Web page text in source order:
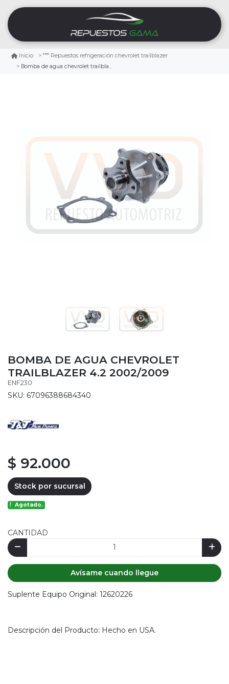
Inicio
Repuestos refrigeración chevrolet trailblazer
Bomba de agua chevrolet trailblazer 4.2 2002/2009
BOMBA DE AGUA CHEVROLET
TRAILBLAZER 4.2 2002/2009
ENF230
SKU: 67096388684340
$ 92.000
Stock por sucursal
Agotado.
CANTIDAD
Avísame cuando llegue
Suplente Equipo Original: 12620226
Descripción del Producto: Hecho en USA.